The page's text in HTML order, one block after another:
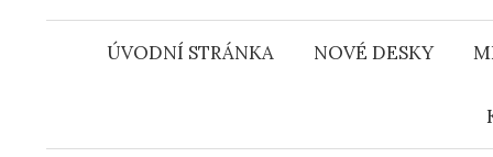
ÚVODNÍ STRÁNKA NOVÉ DESKY